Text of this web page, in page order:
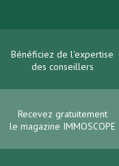
Bénéficiez de l'expertise
des conseillers
Recevez gratuitement
le magazine IMMOSCOPE